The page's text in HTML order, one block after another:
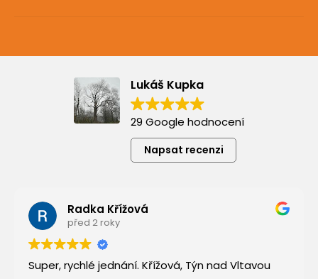
Lukáš Kupka
29 Google hodnocení
Napsat recenzi
Radka Křížová
před 2 roky
Super, rychlé jednání. Křížová, Týn nad Vltavou